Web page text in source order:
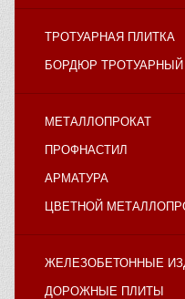
ТРОТУАРНАЯ ПЛИТКА
БОРДЮР ТРОТУАРНЫЙ
МЕТАЛЛОПРОКАТ
ПРОФНАСТИЛ
АРМАТУРА
ЦВЕТНОЙ
ЖЕЛЕЗОБЕТОННЫЕ
ДОРОЖНЫЕ ПЛИТЫ